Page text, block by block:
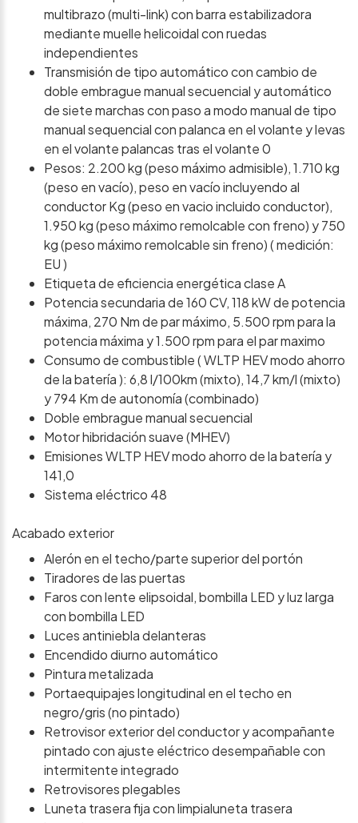
multibrazo (multi-link) con barra estabilizadora
mediante muelle helicoidal con ruedas
independientes
Transmisión de tipo automático con cambio de
doble embrague manual secuencial y automático
de siete marchas con paso a modo manual de tipo
manual sequencial con palanca en el volante y levas
en el volante palancas tras el volante 0
Pesos: 2.200 kg (peso máximo admisible), 1.710 kg
(peso en vacío), peso en vacío incluyendo al
conductor Kg (peso en vacio incluido conductor),
1.950 kg (peso máximo remolcable con freno) y 750
kg (peso máximo remolcable sin freno) ( medición:
EU )
Etiqueta de eficiencia energética clase A
Potencia secundaria de 160 CV, 118 kW de potencia
máxima, 270 Nm de par máximo, 5.500 rpm para la
potencia máxima y 1.500 rpm para el par maximo
Consumo de combustible ( WLTP HEV modo ahorro
de la batería ): 6,8 l/100km (mixto), 14,7 km/l (mixto)
y 794 Km de autonomía (combinado)
Doble embrague manual secuencial
Motor hibridación suave (MHEV)
Emisiones WLTP HEV modo ahorro de la batería y
141,0
Sistema eléctrico 48
Acabado exterior
Alerón en el techo/parte superior del portón
Tiradores de las puertas
Faros con lente elipsoidal, bombilla LED y luz larga
con bombilla LED
Luces antiniebla delanteras
Encendido diurno automático
Pintura metalizada
Portaequipajes longitudinal en el techo en
negro/gris (no pintado)
Retrovisor exterior del conductor y acompañante
pintado con ajuste eléctrico desempañable con
intermitente integrado
Retrovisores plegables
Luneta trasera fija con limpialuneta trasera